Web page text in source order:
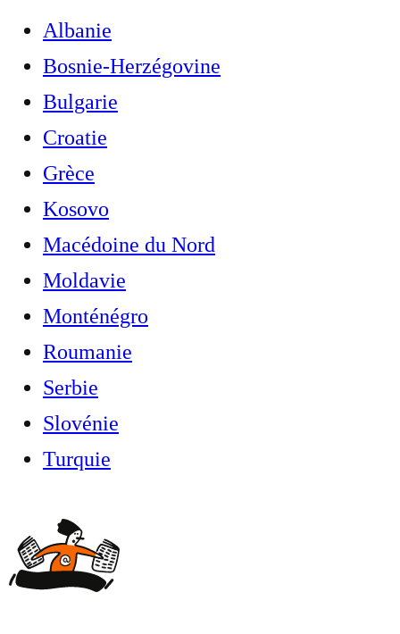
Albanie
Bosnie-Herzégovine
Bulgarie
Croatie
Grèce
Kosovo
Macédoine du Nord
Moldavie
Monténégro
Roumanie
Serbie
Slovénie
Turquie